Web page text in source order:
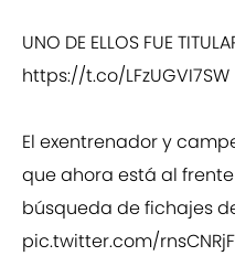
UNO DE ELLOS FUE
https://t.co/LFzUGVI7SW
El exentrenador y
que ahora está al
búsqueda de fichajes
pic.twitter.com/